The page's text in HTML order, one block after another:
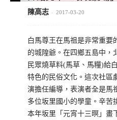
陳高志 - 2017-03-20
白馬尊王在馬祖是非常重要
的城隍爺。在四鄉五島中，
民眾燒草料(馬草、馬糧)給
特色的民俗文化。這次社區
演擔任編導，表演者全是馬
多位坂里國小的學童。辛苦
本年坂里「元宵十三暝」畫